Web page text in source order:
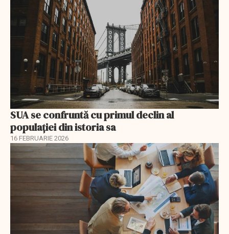
SUA se confruntă cu primul declin al
populației din istoria sa
16 FEBRUARIE 2026